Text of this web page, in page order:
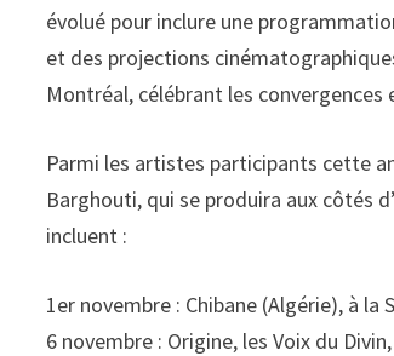
évolué pour inclure une
et des projections
Montréal, célébrant les convergences
Parmi les artistes participants cette
Barghouti, qui se produira aux côtés
incluent :
1er novembre : Chibane (Algérie), à la
6 novembre : Origine, les Voix du